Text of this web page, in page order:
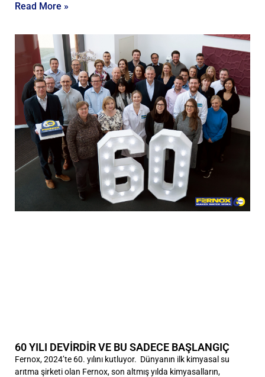
Read More »
60 YILI DEVİRDİR VE BU SADECE BAŞLANGIÇ
Fernox, 2024’te 60. yılını kutluyor. Dünyanın ilk kimyasal su
arıtma şirketi olan Fernox, son altmış yılda kimyasalların,